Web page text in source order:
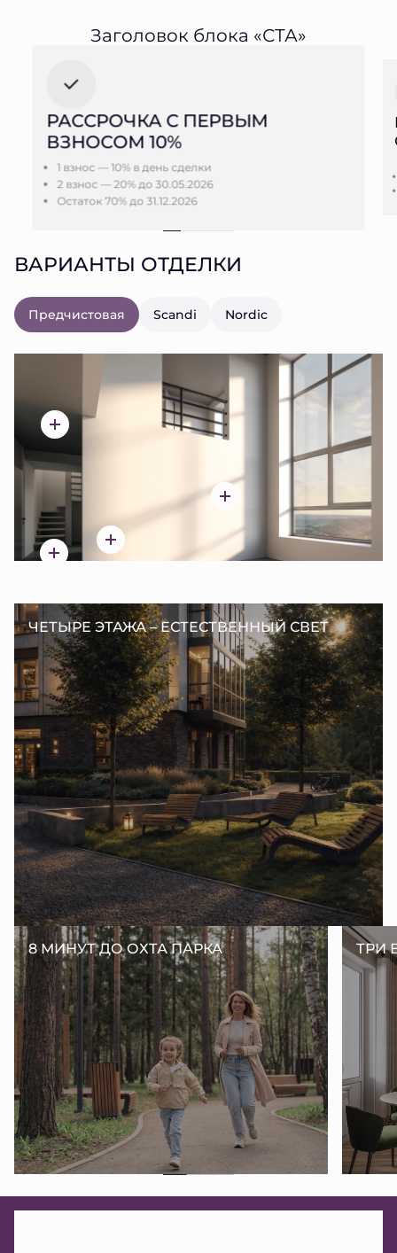
Заголовок блока «СТА»
РАССРОЧКА С ПЕРВЫМ
ВЗНОСОМ 10%
1 взнос — 10% в день сделки
2 взнос — 20% до 30.05.2026
Остаток 70% до 31.12.2026
ВАРИАНТЫ ОТДЕЛКИ
Предчистовая Scandi Nordic
ЧЕТЫРЕ ЭТАЖА – ЕСТЕСТВЕННЫЙ СВЕТ
8 МИНУТ ДО ОХТА ПАРКА ТРИ